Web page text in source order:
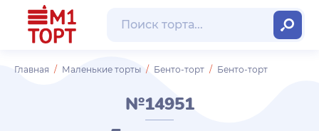
Главная Маленькие торты Бенто-торт Бенто-торт
№14951